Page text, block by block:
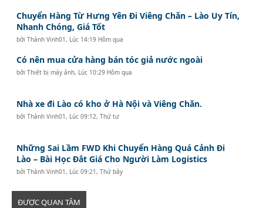
Chuyển Hàng Từ Hưng Yên Đi Viêng Chăn – Lào Uy Tín,
Nhanh Chóng, Giá Tốt
bởiThành Vinh01 , Lúc 14:19 Hôm qua
Có nên mua cửa hàng bán tóc giả nước ngoài
bởiThiết bị máy ảnh, Lúc 10:29 Hôm qua
Nhà xe đi Lào có kho ở Hà Nội và Viêng Chăn.
bởiThành Vinh01 , Lúc 09:12, Thứ tư
Những Sai Lầm FWD Khi Chuyển Hàng Quá Cảnh Đi
Lào – Bài Học Đắt Giá Cho Người Làm Logistics
bởiThành Vinh01 , Lúc 09:21, Thứ bảy
ĐƯỢC QUAN TÂM